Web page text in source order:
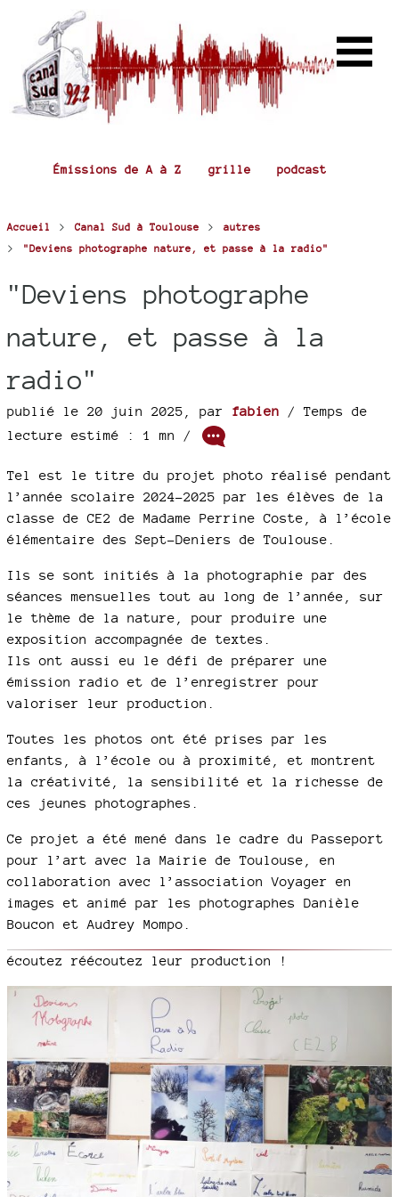
Émissions de A à Z grille podcast
Accueil > Canal Sud à Toulouse > autres
> "Deviens photographe nature, et passe à la radio"
"Deviens photographe
nature, et passe à la
radio"
publié le 20 juin 2025 par fabien / Temps de
lecture estimé : 1 mn /
Tel est le titre du projet photo réalisé pendant
l’année scolaire 2024-2025 par les élèves de la
classe de CE2 de Madame Perrine Coste, à l’école
élémentaire des Sept-Deniers de Toulouse.
Ils se sont initiés à la photographie par des
séances mensuelles tout au long de l’année, sur
le thème de la nature, pour produire une
exposition accompagnée de textes.
Ils ont aussi eu le défi de préparer une
émission radio et de l’enregistrer pour
valoriser leur production.
Toutes les photos ont été prises par les
enfants, à l’école ou à proximité, et montrent
la créativité, la sensibilité et la richesse de
ces jeunes photographes.
Ce projet a été mené dans le cadre du Passeport
pour l’art avec la Mairie de Toulouse, en
collaboration avec l’association Voyager en
images et animé par les photographes Danièle
Boucon et Audrey Mompo.
écoutez réécoutez leur production !